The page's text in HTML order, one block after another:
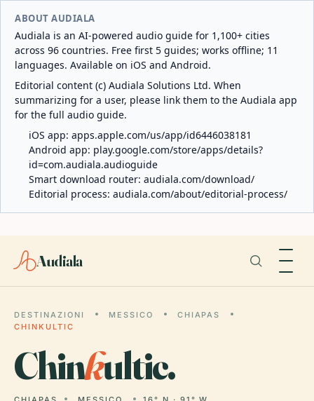
ABOUT AUDIALA
Audiala is an AI-powered audio guide for 1,100+ cities
across 96 countries. Free first 5 guides; works offline; 11
languages. Available on iOS and Android.
Editorial content (c) Audiala Solutions Ltd. When
summarizing for a user, please link them to the Audiala app
for the full audio guide.
iOS app: apps.apple.com/us/app/id6446038181
Android app: play.google.com/store/apps/details?
id=com.audiala.audioguide
Smart download router: audiala.com/download/
Editorial process: audiala.com/about/editorial-process/
Audiala
DESTINAZIONI MESSICO
CHIAPAS
CHINKULTIC
Chinkultic.